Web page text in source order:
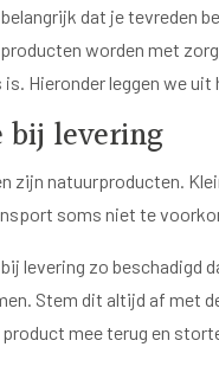
dat je tevreden
worden met
Hieronder leggen we uit
bij levering
zijn natuurproducten.
soms niet te
levering zo beschadigd
Stem dit altijd af met
mee terug en